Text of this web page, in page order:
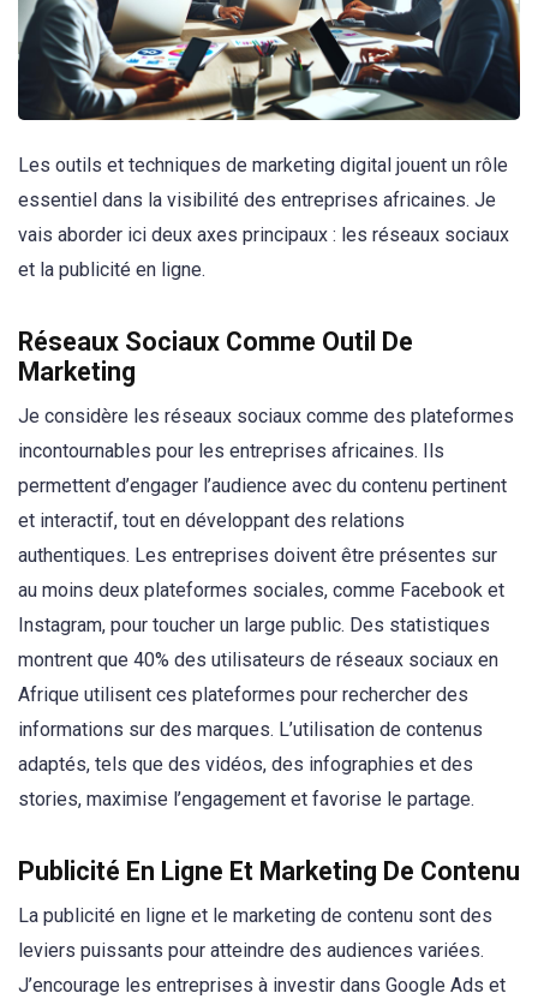
Les outils et techniques de marketing digital jouent un rôle
essentiel dans la visibilité des entreprises africaines. Je
vais aborder ici deux axes principaux : les réseaux sociaux
et la publicité en ligne.
Réseaux Sociaux Comme Outil De
Marketing
Je considère les réseaux sociaux comme des plateformes
incontournables pour les entreprises africaines. Ils
permettent d’engager l’audience avec du contenu pertinent
et interactif, tout en développant des relations
authentiques. Les entreprises doivent être présentes sur
au moins deux plateformes sociales, comme Facebook et
Instagram, pour toucher un large public. Des statistiques
montrent que 40% des utilisateurs de réseaux sociaux en
Afrique utilisent ces plateformes pour rechercher des
informations sur des marques. L’utilisation de contenus
adaptés, tels que des vidéos, des infographies et des
stories, maximise l’engagement et favorise le partage.
Publicité En Ligne Et Marketing De Contenu
La publicité en ligne et le marketing de contenu sont des
leviers puissants pour atteindre des audiences variées.
J’encourage les entreprises à investir dans Google Ads et